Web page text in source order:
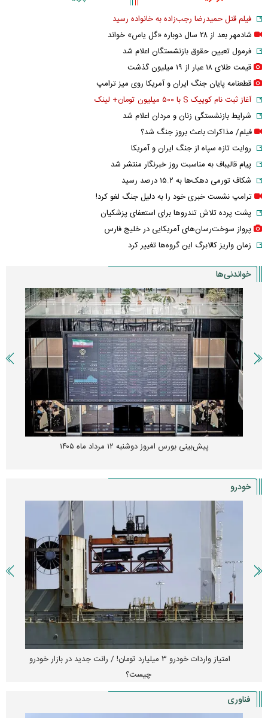
فیلم قتل حمیدرضا رجب‌زاده به خانواده رسید
شادمهر بعد از ۲۸ سال دوباره «گل یاس» خواند
فرمول تعیین حقوق بازنشستگان اعلام شد
قیمت طلای ۱۸ عیار از ۱۹ میلیون گذشت
قطعنامه پایان جنگ ایران و آمریکا روی میز ترامپ
آغاز ثبت نام کوییک S با ۵۰۰ میلیون تومان+ لینک
شرایط بازنشستگی زنان و مردان اعلام شد
فیلم/ مذاکرات باعث بروز جنگ شد؟
روایت تازه سپاه از جنگ ایران و آمریکا
پیام قالیباف به مناسبت روز خبرنگار منتشر شد
شکاف تورمی دهک‌ها به ۱۵.۲ درصد رسید
ترامپ نشست خبری خود را به دلیل جنگ لغو کرد!
پشت پرده تلاش تندروها برای استعفای پزشکیان
پرواز سوخت‌رسان‌های آمریکایی در خلیج فارس
زمان واریز کالابرگ این گروه‌ها تغییر کرد
خواندنی‌ها
پیش‌بینی بورس امروز دوشنبه ۱۲ مرداد ماه ۱۴۰۵
خودرو
امتیاز واردات خودرو ۳ میلیارد تومان! / رانت جدید در بازار خودرو
چیست؟
فناوری